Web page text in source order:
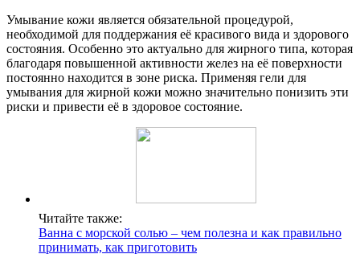
Умывание кожи является обязательной процедурой,
необходимой для поддержания её красивого вида и здорового
состояния. Особенно это актуально для жирного типа, которая
благодаря повышенной активности желез на её поверхности
постоянно находится в зоне риска. Применяя гели для
умывания для жирной кожи можно значительно понизить эти
риски и привести её в здоровое состояние.
Читайте также:
Ванна с морской солью – чем полезна и как правильно
принимать, как приготовить